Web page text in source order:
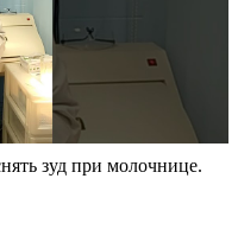
зуд при молочнице.